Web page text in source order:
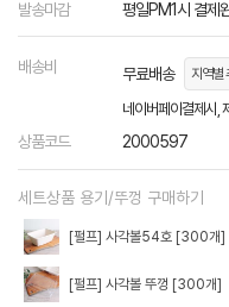
발송마감
평일PM1시 결제
배송비 무료배송 지역별
네이버페이결제시,
상품코드 2000597
세트상품 용기/뚜껑 구매하기
[펄프] 사각볼54호 [300개]
[펄프] 사각볼 뚜껑 [300개]